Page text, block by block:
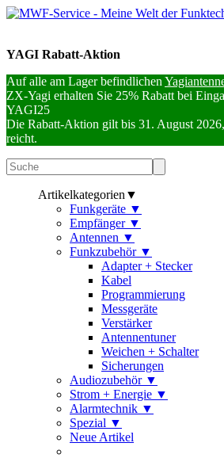
YAGI Rabatt-Aktion
Auf alle am Lager befindlichen
ZX-Yagi erhalten Sie 25% Rabatt bei
YAGI25
Die Rabatt-Aktion gilt bis 31. August
reicht.
Artikelkategorien ▼
Funkgeräte ▼
Empfänger ▼
Antennen ▼
Funkzubehör ▼
Adapter + Stecker
Kabel
Programmierung
Messgeräte
Verstärker
Antennentuner
Weichen + Schalter
Sicherungen
Audiozubehör ▼
Strom + Energie ▼
Alarmtechnik ▼
Spezial ▼
Neue Artikel